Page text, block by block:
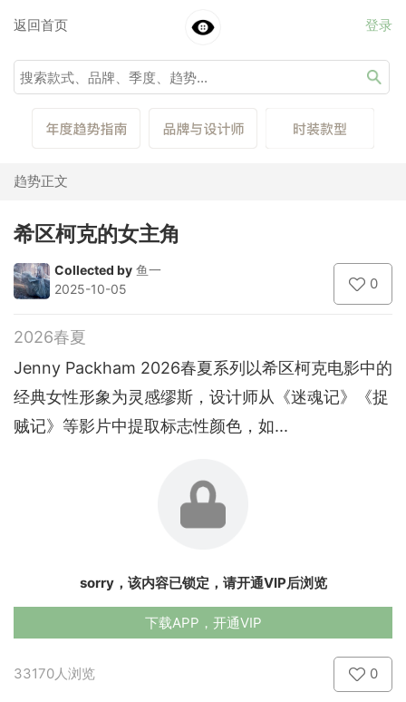
返回首页 登录
趋势正文
希区柯克的女主角
Collected by 鱼一
2025-10-05
0
2026春夏
Jenny Packham 2026春夏系列以希区柯克电影中的
经典女性形象为灵感缪斯，设计师从《迷魂记》《捉
贼记》等影片中提取标志性颜色，如...
sorry，该内容已锁定，请开通VIP后浏览
下载APP，开通VIP
33170人浏览 0